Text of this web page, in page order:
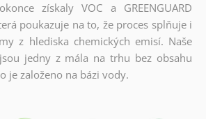
získaly VOC a GREENGUARD
poukazuje na to, že proces splňuje i
z hlediska chemických emisí. Naše
jedny z mála na trhu bez obsahu
je založeno na bázi vody.